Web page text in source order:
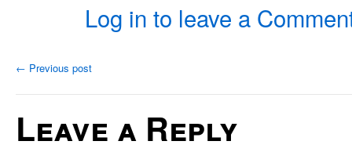
Log in to leave a
← Previous post
Leave a Reply